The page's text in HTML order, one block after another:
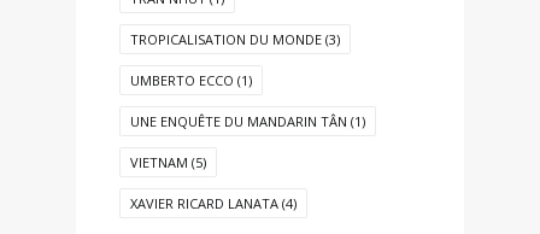
TROPICALISATION DU MONDE (3)
UMBERTO ECCO (1)
UNE ENQUÊTE DU MANDARIN TÂN (1)
VIETNAM (5)
XAVIER RICARD LANATA (4)